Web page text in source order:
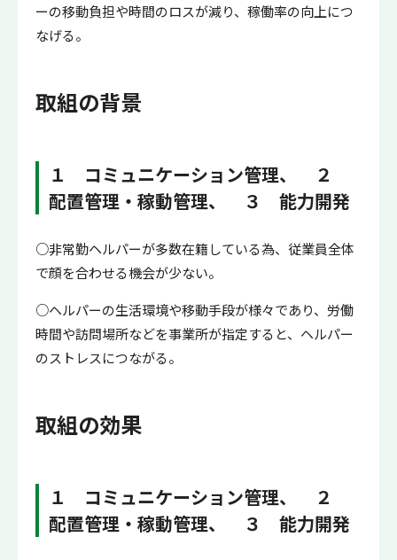
ーの移動負担や時間のロスが減り、稼働率の向上につ
なげる。
取組の背景
１ コミュニケーション管理、 ２
配置管理・稼動管理、 ３ 能力開発
○非常勤ヘルパーが多数在籍している為、従業員全体
で顔を合わせる機会が少ない。
○ヘルパーの生活環境や移動手段が様々であり、労働
時間や訪問場所などを事業所が指定すると、ヘルパー
のストレスにつながる。
取組の効果
１ コミュニケーション管理、 ２
配置管理・稼動管理、 ３ 能力開発